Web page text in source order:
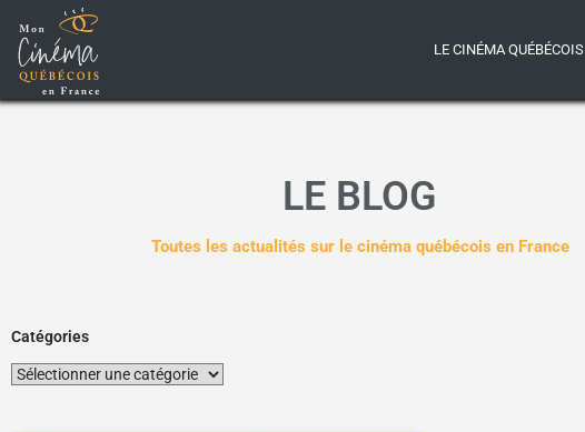
LE CINÉMA QUÉBÉCOIS
LE BLOG
Toutes les actualités sur le cinéma québécois en France
Catégories